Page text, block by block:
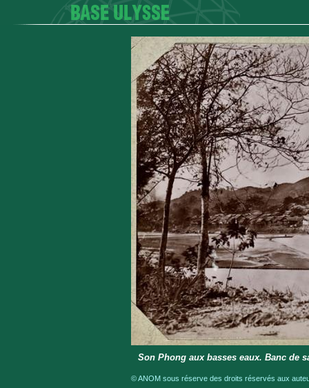
Son Phong aux basses eaux. Banc de
© ANOM sous réserve des droits réservés aux